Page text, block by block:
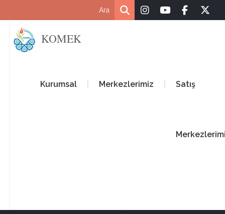
KOMEK
Kurumsal Merkezlerimiz Satış